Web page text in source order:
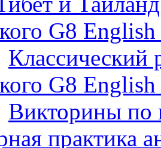
G8
Классический
G8
Викторины по
практика